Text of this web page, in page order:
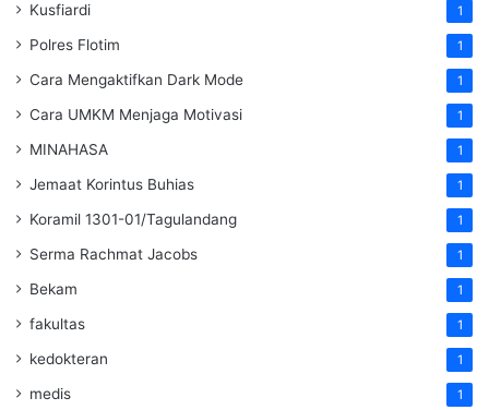
Kusfiardi 1
Polres Flotim 1
Cara Mengaktifkan Dark Mode 1
Cara UMKM Menjaga Motivasi 1
MINAHASA 1
Jemaat Korintus Buhias 1
Koramil 1301-01/Tagulandang 1
Serma Rachmat Jacobs 1
Bekam 1
fakultas 1
kedokteran 1
medis 1